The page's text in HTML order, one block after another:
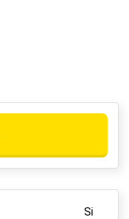
Si